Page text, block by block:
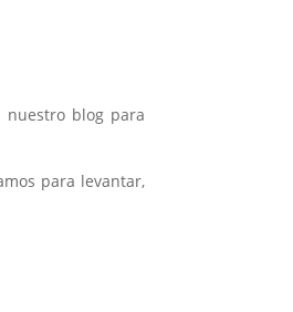
nuestro blog para
para levantar,